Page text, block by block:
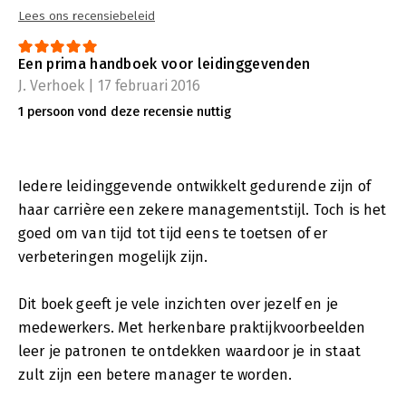
leidinggeeft aan medewerkers en alle anderen met een
managers, projectleiders, teamleiders en afdelingshoofden.
Lees ons recensiebeleid
Een prima handboek voor leidinggevenden
J. Verhoek | 17 februari 2016
1 persoon vond deze recensie nuttig
Iedere leidinggevende ontwikkelt gedurende zijn of
haar carrière een zekere managementstijl. Toch is het
goed om van tijd tot tijd eens te toetsen of er
verbeteringen mogelijk zijn.
Dit boek geeft je vele inzichten over jezelf en je
medewerkers. Met herkenbare praktijkvoorbeelden
leer je patronen te ontdekken waardoor je in staat
zult zijn een betere manager te worden.